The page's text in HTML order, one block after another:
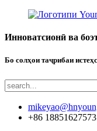
Инноватсионӣ ва
Бо солҳои таҷрибаи
+86 18851627573